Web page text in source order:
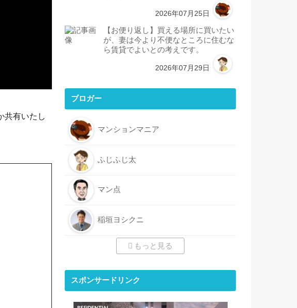
共有いたし
2026年07月25日
【お便り返し】買える場所に買いたい
が、妻は今より不便なところに住むな
ら賃貸でよいとの考えです。
2026年07月29日
ブロガー
マンションマニア
ふじふじ太
マン点
稲垣ヨシクニ
もっと見る
スポンサードリンク